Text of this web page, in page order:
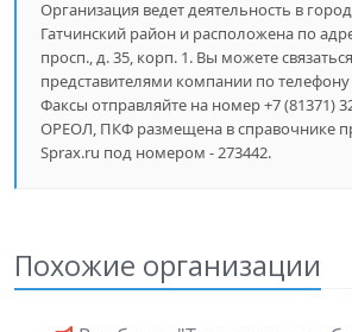
Организация ведет деятельность в
Гатчинский район и расположена по
просп., д. 35, корп. 1. Вы можете
представителями компании по телефону
Факсы отправляйте на номер +7 (81371)
ОРЕОЛ, ПКФ размещена в справочнике
Sprax.ru под номером - 273442.
Похожие организации